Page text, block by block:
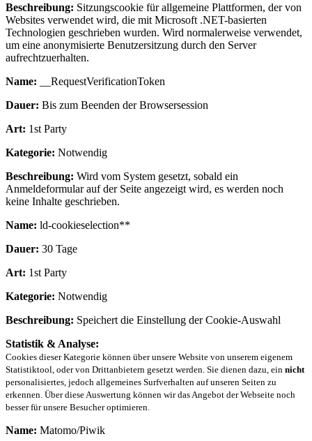
Beschreibung: Sitzungscookie für allgemeine Plattformen, der von
Websites verwendet wird, die mit Microsoft .NET-basierten
Technologien geschrieben wurden. Wird normalerweise verwendet,
um eine anonymisierte Benutzersitzung durch den Server
aufrechtzuerhalten.
Name: __RequestVerificationToken
Dauer: Bis zum Beenden der Browsersession
Art: 1st Party
Kategorie: Notwendig
Beschreibung: Wird vom System gesetzt, sobald ein
Anmeldeformular auf der Seite angezeigt wird, es werden noch
keine Inhalte geschrieben.
Name: ld-cookieselection**
Dauer: 30 Tage
Art: 1st Party
Kategorie: Notwendig
Beschreibung: Speichert die Einstellung der Cookie-Auswahl
Statistik & Analyse:
Cookies dieser Kategorie können über unsere Website von unserem eigenem
Statistiktool, oder von Drittanbietern gesetzt werden. Sie dienen dazu, ein nicht
personalisiertes, jedoch allgemeines Surfverhalten auf unseren Seiten zu
erkennen. Über diese Auswertung können wir das Angebot der Webseite noch
besser für unsere Besucher optimieren.
Name: Matomo/Piwik